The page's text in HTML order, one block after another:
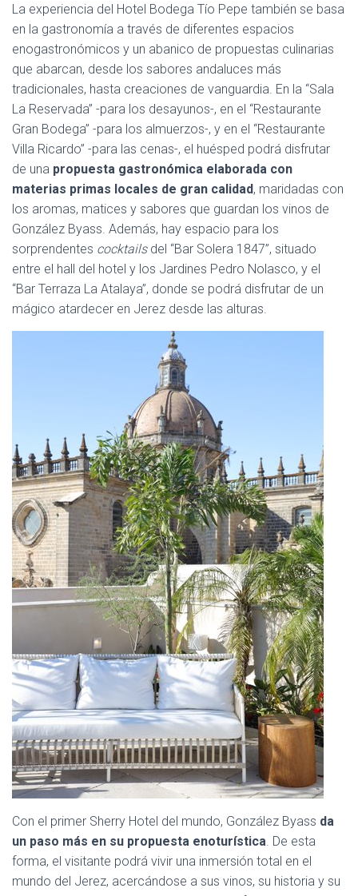
La experiencia del Hotel Bodega Tío Pepe también se basa
en la gastronomía a través de diferentes espacios
enogastronómicos y un abanico de propuestas culinarias
que abarcan, desde los sabores andaluces más
tradicionales, hasta creaciones de vanguardia. En la “Sala
La Reservada” -para los desayunos-, en el “Restaurante
Gran Bodega” -para los almuerzos-, y en el “Restaurante
Villa Ricardo” -para las cenas-, el huésped podrá disfrutar
de una propuesta gastronómica elaborada con
materias primas locales de gran calidad, maridadas con
los aromas, matices y sabores que guardan los vinos de
González Byass. Además, hay espacio para los
sorprendentes cocktailsdel “Bar Solera 1847”, situado
entre el hall del hotel y los Jardines Pedro Nolasco, y el
“Bar Terraza La Atalaya”, donde se podrá disfrutar de un
mágico atardecer en Jerez desde las alturas.
Con el primer Sherry Hotel del mundo, González Byass da
un paso más en su propuesta enoturística . De esta
forma, el visitante podrá vivir una inmersión total en el
mundo del Jerez, acercándose a sus vinos, su historia y su